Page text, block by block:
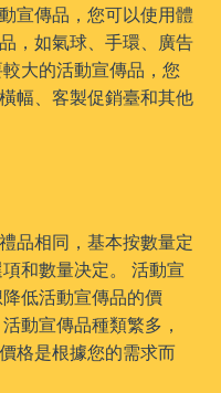
宣傳品，您可以使用體
，如氣球、手環、廣告
大的活動宣傳品，您
幅、客製促銷臺和其他
品相同，基本按數量定
和數量决定。 活動宣
低活動宣傳品的價
動宣傳品種類繁多，
格是根據您的需求而